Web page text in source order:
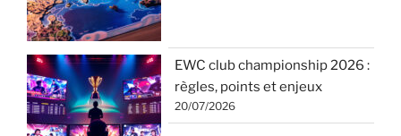
EWC club championship 2026 :
règles, points et enjeux
20/07/2026